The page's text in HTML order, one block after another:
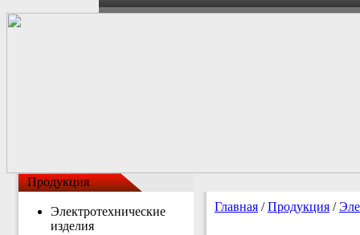
Продукция
Электротехнические
изделия
Главная /Продукция /